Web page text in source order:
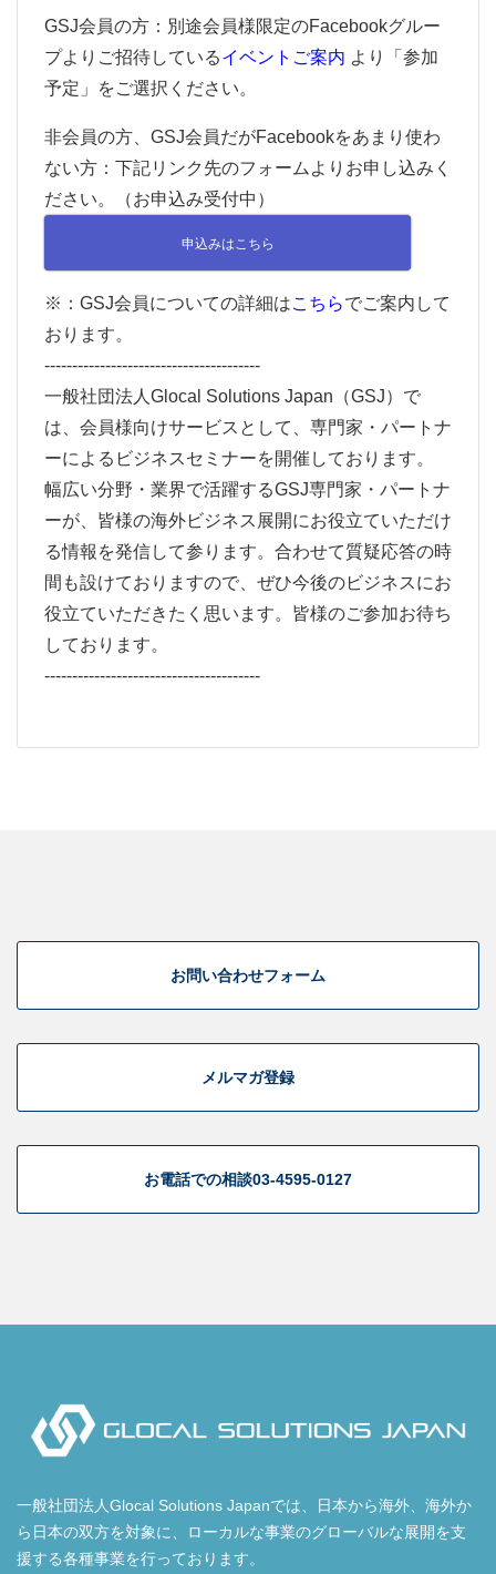
GSJ会員の方：別途会員様限定のFacebookグルー
プよりご招待しているイベントご案内 より「参加
予定」をご選択ください。
非会員の方、GSJ会員だがFacebookをあまり使わ
ない方：下記リンク先のフォームよりお申し込みく
ださい。（お申込み受付中）
申込みはこちら
※：GSJ会員についての詳細はこちらでご案内して
おります。
---------------------------------------
一般社団法人Glocal Solutions Japan（GSJ）で
は、会員様向けサービスとして、専門家・パートナ
ーによるビジネスセミナーを開催しております。
幅広い分野・業界で活躍するGSJ専門家・パートナ
ーが、皆様の海外ビジネス展開にお役立ていただけ
る情報を発信して参ります。合わせて質疑応答の時
間も設けておりますので、ぜひ今後のビジネスにお
役立ていただきたく思います。皆様のご参加お待ち
しております。
---------------------------------------
お問い合わせフォーム
メルマガ登録
お電話での相談03-4595-0127
一般社団法人Glocal Solutions Japanでは、日本から海外、海外か
ら日本の双方を対象に、ローカルな事業のグローバルな展開を支
援する各種事業を行っております。